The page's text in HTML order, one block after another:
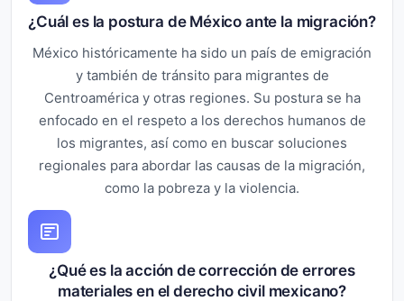
¿Cuál es la postura de México ante la migración?
México históricamente ha sido un país de emigración
y también de tránsito para migrantes de
Centroamérica y otras regiones. Su postura se ha
enfocado en el respeto a los derechos humanos de
los migrantes, así como en buscar soluciones
regionales para abordar las causas de la migración,
como la pobreza y la violencia.
¿Qué es la acción de corrección de errores
materiales en el derecho civil mexicano?